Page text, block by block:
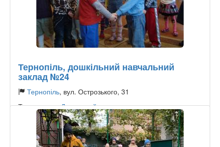
Тернопіль, дошкільний навчальний
заклад №24
Тернопіль, вул. Острозького, 31
Тип садочку:Державний